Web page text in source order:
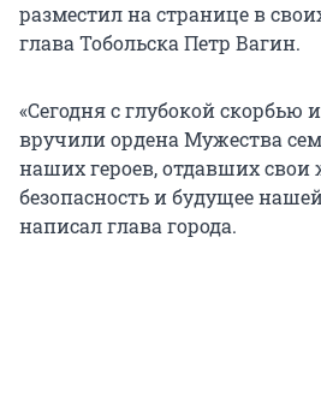
разместил на странице в
глава Тобольска Петр Вагин.
«Сегодня с глубокой скорбью
вручили ордена Мужества
наших героев, отдавших свои
безопасность и будущее
написал глава города.